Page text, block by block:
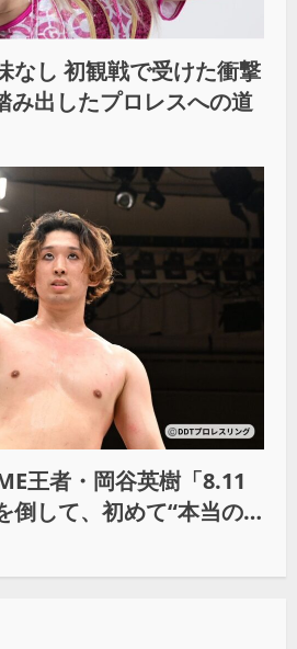
なし 初観戦で受けた衝撃
み出したプロレスへの道
王者・岡谷英樹「8.11
倒して、初めて“本当の